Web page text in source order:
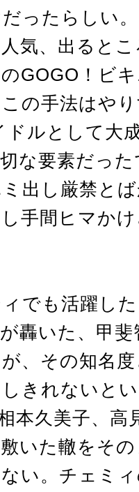
ったらしい
気、出ると
GOGO！ビ
の手法はや
ルとして大
な要素だっ
出し厳禁と
手間ヒマか
でも活躍し
轟いた、甲
、その知名
きれないと
本久美子、高
いた轍をそ
い。チェミ